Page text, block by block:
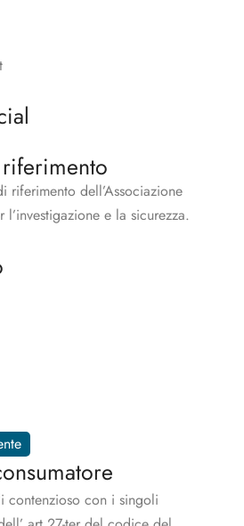
dell’Associazione
e la sicurezza.
contenzioso con i singoli